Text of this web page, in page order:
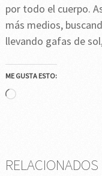
por todo el cuerpo.
más medios,
llevando gafas de
ME GUSTA ESTO:
Cargando...
RELACIONADOS